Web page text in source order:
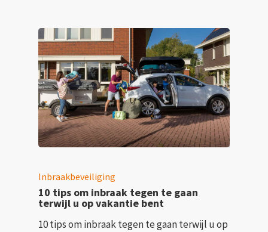
Inbraakbeveiliging
10 tips om inbraak tegen te gaan
terwijl u op vakantie bent
10 tips om inbraak tegen te gaan terwijl u op